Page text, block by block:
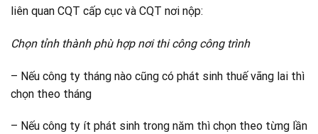
liên quan CQT cấp cục và CQT nơi nộp:
Chọn tỉnh thành phù hợp nơi thi công công trình
– Nếu công ty tháng nào cũng có phát sinh thuế vãng lai thì
chọn theo tháng
– Nếu công ty ít phát sinh trong năm thì chọn theo từng lần